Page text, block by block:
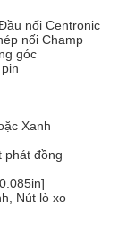
nối Centronic
nối Champ
góc
Xanh
phát đồng
Nút lò xo